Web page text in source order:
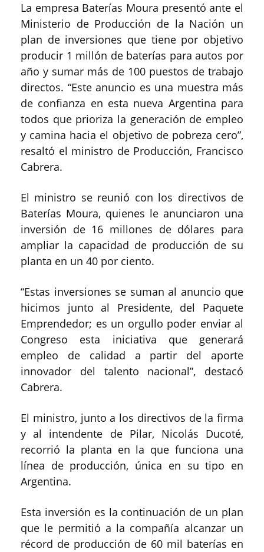
La empresa Baterías Moura presentó ante el
Ministerio de Producción de la Nación un
plan de inversiones que tiene por objetivo
producir 1 millón de baterías para autos por
año y sumar más de 100 puestos de trabajo
directos. “Este anuncio es una muestra más
de confianza en esta nueva Argentina para
todos que prioriza la generación de empleo
y camina hacia el objetivo de pobreza cero”,
resaltó el ministro de Producción, Francisco
Cabrera.
El ministro se reunió con los directivos de
Baterías Moura, quienes le anunciaron una
inversión de 16 millones de dólares para
ampliar la capacidad de producción de su
planta en un 40 por ciento.
“Estas inversiones se suman al anuncio que
hicimos junto al Presidente, del Paquete
Emprendedor; es un orgullo poder enviar al
Congreso esta iniciativa que generará
empleo de calidad a partir del aporte
innovador del talento nacional”, destacó
Cabrera.
El ministro, junto a los directivos de la firma
y al intendente de Pilar, Nicolás Ducoté,
recorrió la planta en la que funciona una
línea de producción, única en su tipo en
Argentina.
Esta inversión es la continuación de un plan
que le permitió a la compañía alcanzar un
récord de producción de 60 mil baterías en